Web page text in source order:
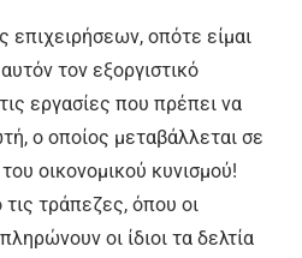
επιχειρήσεων, οπότε είμαι
τον εξοργιστικό
εργασίες που πρέπει να
ο οποίος μεταβάλλεται σε
οικονομικού κυνισμού!
τράπεζες, όπου οι
οι ίδιοι τα δελτία